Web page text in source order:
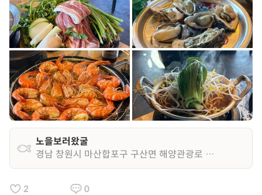
노을보러왔굴
경남 창원시 마산합포구 구산면 해양관광로 1594
2 0